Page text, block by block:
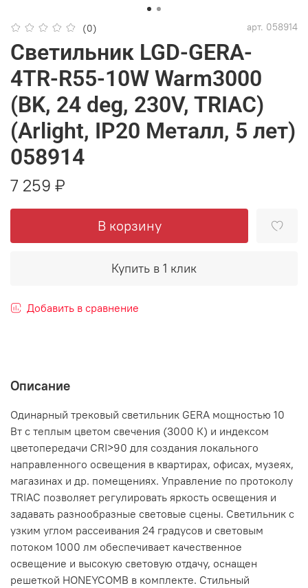
(0) арт. 058914
Светильник LGD-GERA-
4TR-R55-10W Warm3000
(BK, 24 deg, 230V, TRIAC)
(Arlight, IP20 Металл, 5 лет)
058914
7 259 ₽
В корзину
Купить в 1 клик
Добавить в сравнение
Описание
Одинарный трековый светильник GERA мощностью 10
Вт с теплым цветом свечения (3000 К) и индексом
цветопередачи CRI>90 для создания локального
направленного освещения в квартирах, офисах, музеях,
магазинах и др. помещениях. Управление по протоколу
TRIAC позволяет регулировать яркость освещения и
задавать разнообразные световые сцены. Светильник с
узким углом рассеивания 24 градусов и световым
потоком 1000 лм обеспечивает качественное
освещение и высокую световую отдачу, оснащен
решеткой HONEYCOMB в комплекте. Стильный